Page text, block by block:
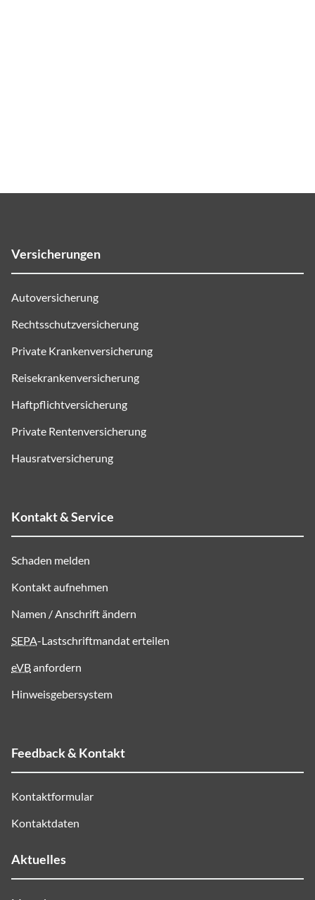
Versicherungen
Autoversicherung
Rechtsschutzversicherung
Private Krankenversicherung
Reisekrankenversicherung
Haftpflichtversicherung
Private Rentenversicherung
Hausratversicherung
Kontakt & Service
Schaden melden
Kontakt aufnehmen
Namen / Anschrift ändern
SEPA-Lastschriftmandat erteilen
eVBanfordern
Hinweisgebersystem
Feedback & Kontakt
Kontaktformular
Kontaktdaten
Aktuelles